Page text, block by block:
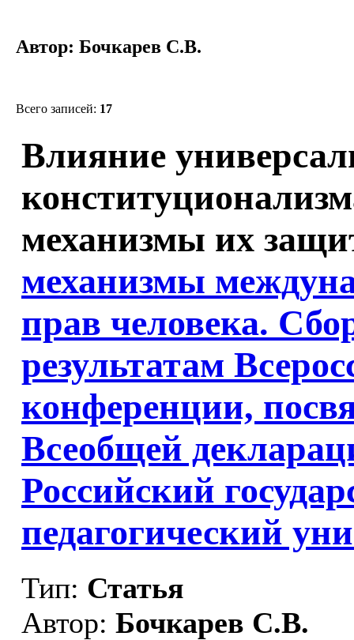
Автор: Бочкарев С.В.
Всего записей: 17
Влияние
механизмы их
механизмы
прав человека.
результатам
конференции,
Всеобщей
Российский
педагогический
Тип: Статья
Автор: Бочкарев С.В.